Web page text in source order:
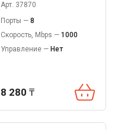
Арт. 37870
Порты — 8
Скорость, Mbps — 1000
Управление — Нет
8 280 ₸